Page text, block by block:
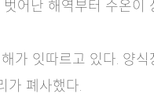
어난 해역부터 수온
가 잇따르고 있다. 양
가 폐사했다.